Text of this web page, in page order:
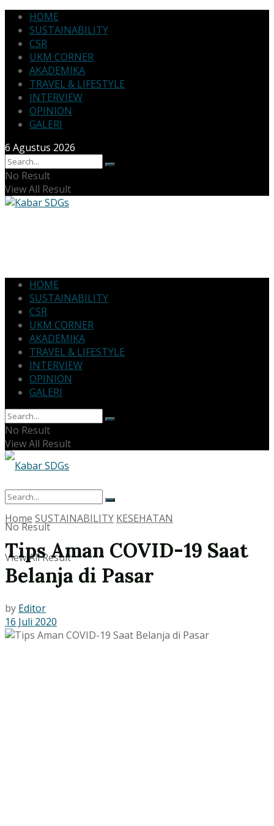
HOME
SUSTAINABILITY
CSR
UKM CORNER
AKADEMIKA
TRAVEL & LIFESTYLE
INTERVIEW
OPINION
GALERI
6 Agustus 2026
No Result
View All Result
HOME
SUSTAINABILITY
CSR
UKM CORNER
AKADEMIKA
TRAVEL & LIFESTYLE
INTERVIEW
OPINION
GALERI
No Result
View All Result
No Result
View All Result
Home SUSTAINABILITY KESEHATAN
Tips Aman COVID-19 Saat
Belanja di Pasar
by Editor
16 Juli 2020